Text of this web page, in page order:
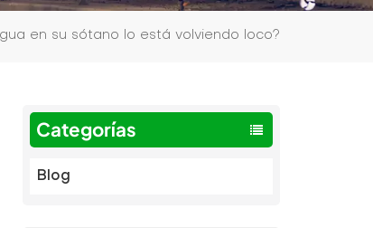
en su sótano lo está volviendo loco?
Categorías
Blog